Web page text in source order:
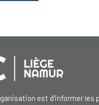
est d'informer les